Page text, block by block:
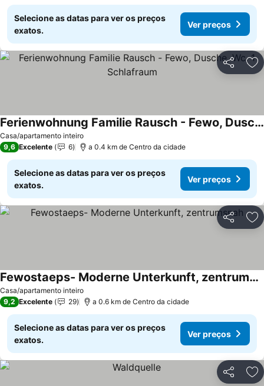
Selecione as datas para ver os preços
exatos.
Ver preços
Partilhar
Casa/apartamento inteiro
Ferienwohnung Familie Rausch - Fewo, Dusche, Wc, 1 Schlafraum
Ver preços
9,6 Excelente 6 a 0.4 km de Centro da cidade
Selecione as datas para ver os preços
exatos.
Ver preços
Partilhar
Casa/apartamento inteiro
Fewostaeps- Moderne Unterkunft, zentrumsnah
Ver preços
9,2 Excelente 29 a 0.6 km de Centro da cidade
Selecione as datas para ver os preços
exatos.
Ver preços
Partilhar